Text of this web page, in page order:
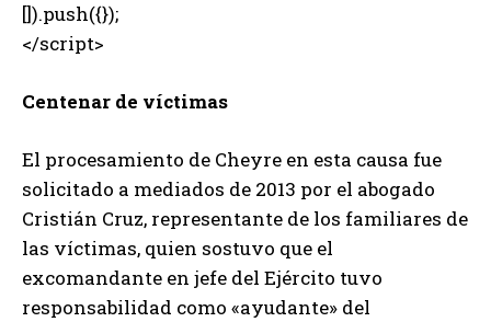
[]).push({});
</script>
Centenar de víctimas
El procesamiento de Cheyre en esta causa fue
solicitado a mediados de 2013 por el abogado
Cristián Cruz, representante de los familiares de
las víctimas, quien sostuvo que el
excomandante en jefe del Ejército tuvo
responsabilidad como «ayudante» del